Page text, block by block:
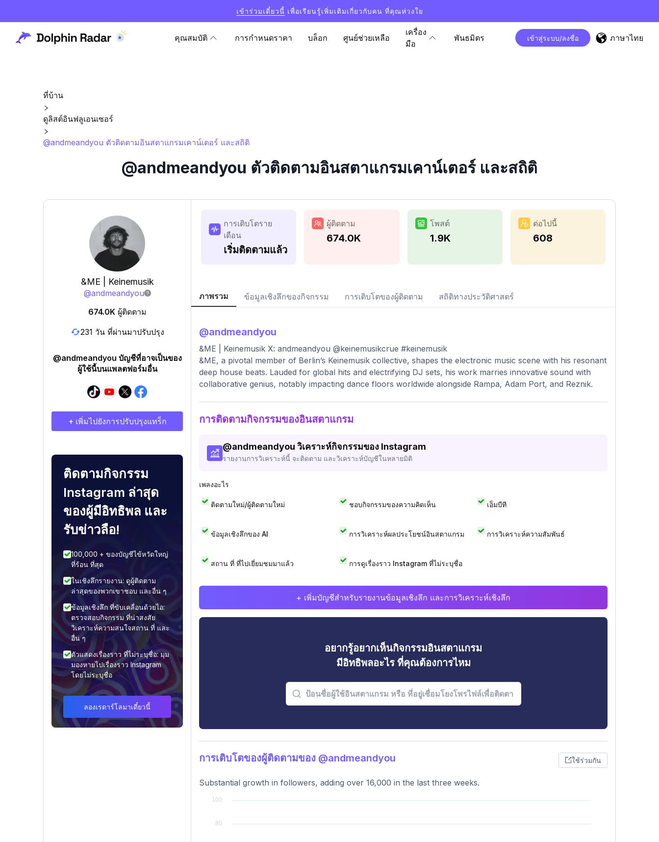
เข้าร่วมเดี๋ยวนี้ เพื่อเรียนรู้เพิ่มเติมเกี่ยวกับคน ที่คุณห่วงใย
คุณสมบัติ การกำหนดราคา บล็อก ศูนย์ช่วยเหลือ
เครื่อง
มือ
พันธมิตร เข้าสู่ระบบ/ลงชื่อ ภาษาไทย
ที่บ้าน
ดูลิสต์อินฟลูเอนเซอร์
@andmeandyou ตัวติดตามอินสตาแกรมเคาน์เตอร์ และสถิติ
@andmeandyou ตัวติดตามอินสตาแกรมเคาน์เตอร์ และสถิติ
&ME | Keinemusik
@andmeandyou
674.0K ผู้ติดตาม
231 วัน ที่ผ่านมาปรับปรุง
@andmeandyou บัญชีที่อาจเป็นของ
ผู้ใช้นี้บนแพลตฟอร์มอื่น
+ เพิ่มไปยังการปรับปรุงแทร็ก
ติดตามกิจกรรม
Instagram ล่าสุด
ของผู้มีอิทธิพล และ
รับข่าวลือ!
100,000 + ของบัญชีไข้หวัดใหญ่
ที่ร้อน ที่สุด
ในเชิงลึกรายงาน: ดูผู้ติดตาม
ล่าสุดของพวกเขาชอบ และอื่น ๆ
ข้อมูลเชิงลึก ที่ขับเคลื่อนด้วยไอ:
ตรวจสอบกิจกรรม ที่น่าสงสัย
วิเคราะห์ความสนใจสถาน ที่ และ
อื่น ๆ
ตัวแสดงเรื่องราว ที่ไม่ระบุชื่อ: มุม
มองหายไปเรื่องราว Instagram
โดยไม่ระบุชื่อ
ลองเรดาร์โลมาเดี๋ยวนี้
การเติบโตราย
เดือน
เริ่มติดตามแล้ว
ผู้ติดตาม
674.0K
โพสต์
1.9K
ต่อไปนี้
608
ภาพรวม ข้อมูลเชิงลึกของกิจกรรม การเติบโตของผู้ติดตาม สถิติทางประวัติศาสตร์
@andmeandyou
&ME | Keinemusik X: andmeandyou @keinemusikcrue #keinemusik
&ME, a pivotal member of Berlin’s Keinemusik collective, shapes the electronic music scene with his resonant
deep house beats. Lauded for global hits and electrifying DJ sets, his work marries innovative sound with
collaborative genius, notably impacting dance floors worldwide alongside Rampa, Adam Port, and Reznik.
การติดตามกิจกรรมของอินสตาแกรม
@andmeandyou วิเคราะห์กิจกรรมของ Instagram
รายงานการวิเคราะห์นี้ จะติดตาม และวิเคราะห์บัญชีในหลายมิติ
เพลงอะไร
ติดตามใหม่/ผู้ติดตามใหม่ ชอบกิจกรรมของความคิดเห็น เอ็มบีที
ข้อมูลเชิงลึกของ AI การวิเคราะห์ผลประโยชน์อินสตาแกรม การวิเคราะห์ความสัมพันธ์
สถาน ที่ ที่ไปเยี่ยมชมมาแล้ว การดูเรื่องราว Instagram ที่ไม่ระบุชื่อ
+ เพิ่มบัญชีสำหรับรายงานข้อมูลเชิงลึก และการวิเคราะห์เชิงลึก
อยากรู้อยากเห็นกิจกรรมอินสตาแกรม
มีอิทธิพลอะไร ที่คุณต้องการไหม
การเติบโตของผู้ติดตามของ @andmeandyou ใช้ร่วมกัน
Substantial growth in followers, adding over 16,000 in the last three weeks.